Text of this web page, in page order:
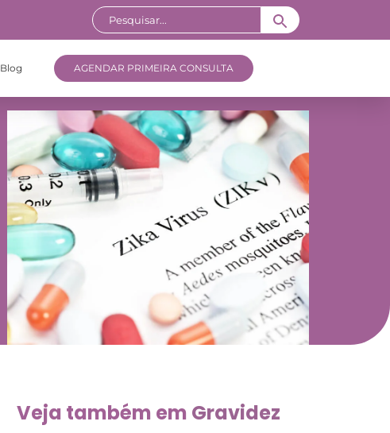
Blog AGENDAR PRIMEIRA CONSULTA
Veja também em Gravidez